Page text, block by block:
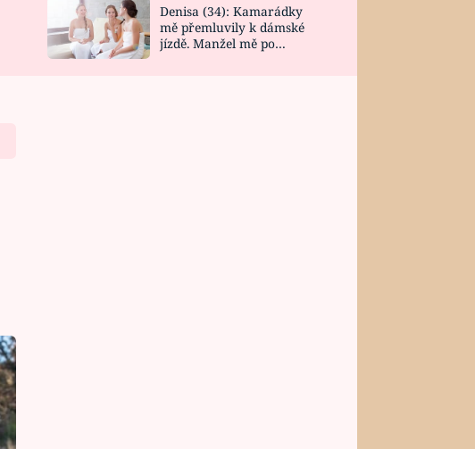
DESIGN
Denisa (34): Kamarádky
mě přemluvily k dámské
jízdě. Manžel mě po